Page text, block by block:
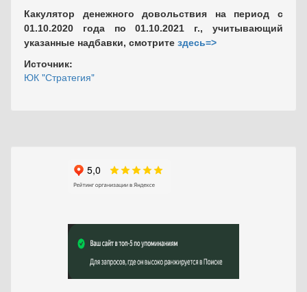
Какулятор денежного довольствия на период с
01.10.2020 года по 01.10.2021 г., учитывающий
указанные надбавки, смотрите здесь=>
Источник:
ЮК "Стратегия"